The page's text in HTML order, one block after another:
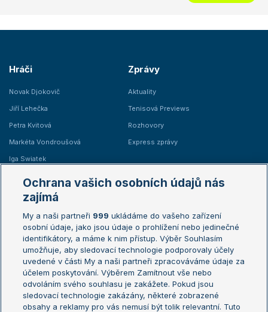
Hráči
Novak Djokovič
Jiří Lehečka
Petra Kvitová
Markéta Vondroušová
Iga Swiatek
Zprávy
Aktuality
Tenisová Previews
Rozhovory
Express zprávy
Žebříčky
Žebříček ATP (muži)
Žebříček WTA (ženy)
Sázkařský žebříček
Australian Open
French Open
Wimbledon
US Open
Turnaj mistrů
Turnaj mistryň
Ochrana vašich osobních údajů nás
zajímá
My a naši partneři 999 ukládáme do vašeho zařízení
osobní údaje, jako jsou údaje o prohlížení nebo jedinečné
identifikátory, a máme k nim přístup. Výběr Souhlasím
umožňuje, aby sledovací technologie podporovaly účely
uvedené v části My a naši partneři zpracováváme údaje za
účelem poskytování. Výběrem Zamítnout vše nebo
odvoláním svého souhlasu je zakážete. Pokud jsou
sledovací technologie zakázány, některé zobrazené
obsahy a reklamy pro vás nemusí být tolik relevantní. Tuto